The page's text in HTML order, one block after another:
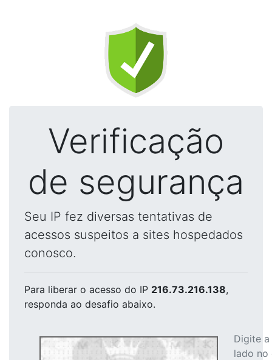
Verificação
de segurança
Seu IP fez diversas tentativas de
acessos suspeitos a sites hospedados
conosco.
Para liberar o acesso do IP 216.73.216.138,
responda ao desafio abaixo.
Digite
lado no